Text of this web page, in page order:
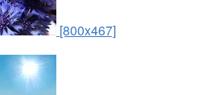
[800x467]